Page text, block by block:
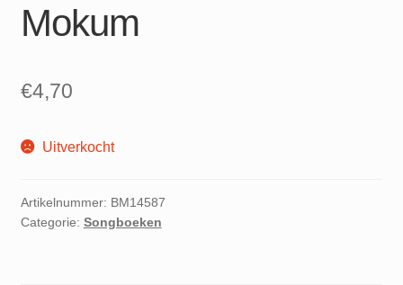
Mokum
€4,70
Uitverkocht
Artikelnummer: BM14587
Categorie: Songboeken